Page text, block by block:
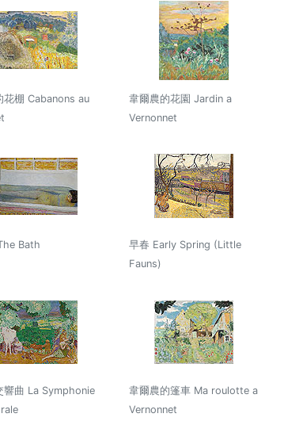
花棚 Cabanons au
韋爾農的花園 Jardin a
Vernonnet
Bath
早春 Early Spring (Little
Fauns)
響曲 La Symphonie
韋爾農的篷車 Ma roulotte a
Vernonnet